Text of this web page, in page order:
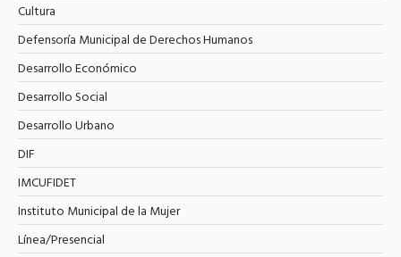
Cultura
Defensoría Municipal de Derechos Humanos
Desarrollo Económico
Desarrollo Social
Desarrollo Urbano
DIF
IMCUFIDET
Instituto Municipal de la Mujer
Línea/Presencial